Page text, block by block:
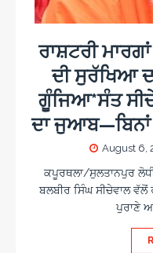
ਰਾਸ਼ਟਰੀ
ਦੀ ਸੁਰੱਖਿਆ
ਗੂੰਜਿਆ*ਸੰਤ
ਦਾ
August 6,
ਕਪੂਰਥਲਾ/ਸੁਲਤਾਨਪੁਰ
ਬਲਬੀਰ ਸਿੰਘ ਸੀਚੇਵਾਲ ਵੱਲੋਂ
ਪੁਰਾਣੇ